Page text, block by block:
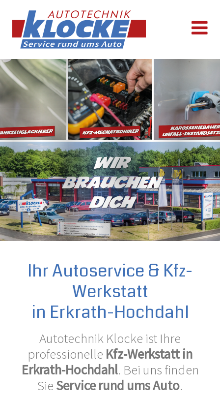
Ihr Autoservice & Kfz-
Werkstatt
in Erkrath-Hochdahl
Autotechnik Klocke ist Ihre
professionelle Kfz-Werkstatt in
Erkrath-Hochdahl. Bei uns finden
Sie Service rund ums Auto.